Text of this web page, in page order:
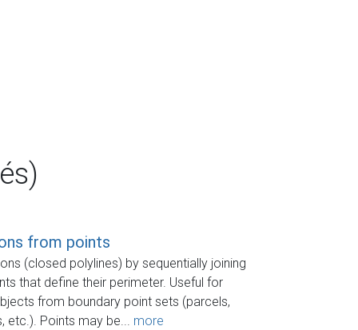
from points
(closed polylines) by sequentially joining
that define their perimeter. Useful for
from boundary point sets (parcels,
etc.). Points may be... more